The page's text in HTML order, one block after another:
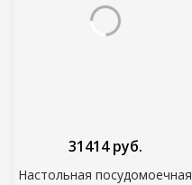
Настольная посудомоечная
31414 руб.